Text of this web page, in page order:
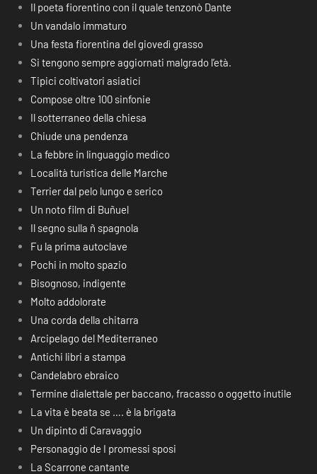
Il poeta fiorentino con il quale tenzonò Dante
Un vandalo immaturo
Una festa fiorentina del giovedì grasso
Si tengono sempre aggiornati malgrado l’età.
Tipici coltivatori asiatici
Compose oltre 100 sinfonie
Il sotterraneo della chiesa
Chiude una pendenza
La febbre in linguaggio medico
Località turistica delle Marche
Terrier dal pelo lungo e serico
Un noto film di Buñuel
Il segno sulla ñ spagnola
Fu la prima autoclave
Pochi in molto spazio
Bisognoso, indigente
Molto addolorate
Una corda della chitarra
Arcipelago del Mediterraneo
Antichi libri a stampa
Candelabro ebraico
Termine dialettale per baccano, fracasso o oggetto inutile
La vita è beata se …. è la brigata
Un dipinto di Caravaggio
Personaggio de I promessi sposi
La Scarrone cantante